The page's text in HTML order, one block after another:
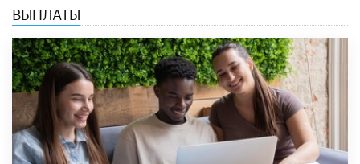
ВЫПЛАТЫ